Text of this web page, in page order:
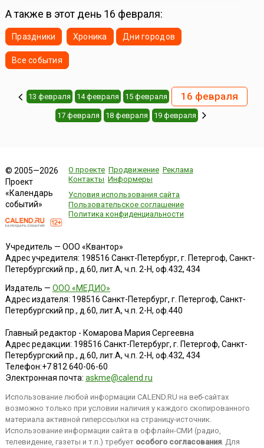
А также в этот день 16 февраля:
Праздники Хроника Дни городов
Все события
13 февраля 14 февраля 15 февраля 16 февраля
17 февраля 18 февраля 19 февраля
© 2005—2026
Проект
«Календарь
событий»
О проекте Продвижение Реклама
Контакты Информеры
Условия использования сайта
Пользовательское соглашение
Политика конфиденциальности
Учредитель — ООО «Квантор»
Адрес учредителя: 198516 Санкт-Петербург, г. Петергоф, Санкт-
Петербургский пр., д.60, лит.А, ч.п. 2-Н, оф.432, 434
Издатель — ООО «МЕДИО»
Адрес издателя: 198516 Санкт-Петербург, г. Петергоф, Санкт-
Петербургский пр., д.60, лит.А, ч.п. 2-Н, оф.440
Главный редактор - Комарова Мария Сергеевна
Адрес редакции: 198516 Санкт-Петербург, г. Петергоф, Санкт-
Петербургский пр., д.60, лит.А, ч.п. 2-Н, оф.432, 434
Телефон:+7 812 640-06-60
Электронная почта: askme@calend.ru
Использование любой информации CALEND.RU на веб-сайтах
возможно только при условии наличия у каждого скопированного
материала активной гиперссылки на страницу-источник.
Использование информации сайта в оффлайн-СМИ (радио,
телевидение, газеты и т.п.) требует особого согласования. Для